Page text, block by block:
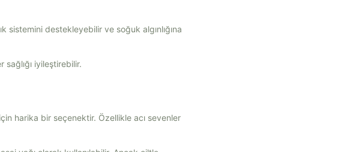
sistemini destekleyebilir ve soğuk algınlığına
sağlığı iyileştirebilir.
harika bir seçenektir. Özellikle acı sevenler